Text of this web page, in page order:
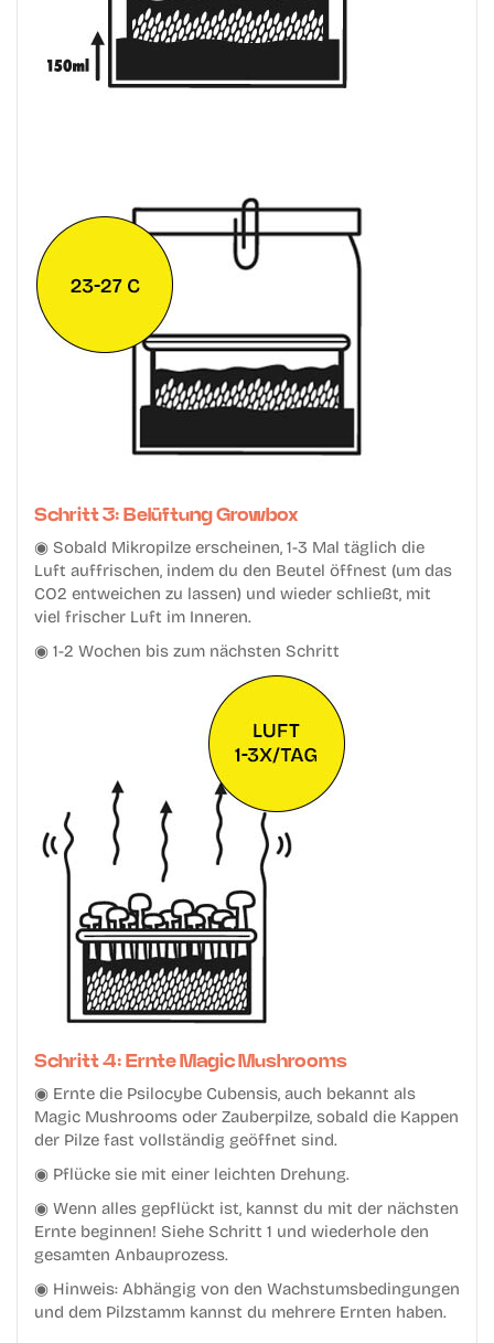
Schritt 3: Belüftung Growbox
◉ Sobald Mikropilze erscheinen, 1-3 Mal täglich die
Luft auffrischen, indem du den Beutel öffnest (um das
CO2 entweichen zu lassen) und wieder schließt, mit
viel frischer Luft im Inneren.
◉ 1-2 Wochen bis zum nächsten Schritt
Schritt 4: Ernte Magic Mushrooms
◉ Ernte die Psilocybe Cubensis, auch bekannt als
Magic Mushrooms oder Zauberpilze, sobald die Kappen
der Pilze fast vollständig geöffnet sind.
◉ Pflücke sie mit einer leichten Drehung.
◉ Wenn alles gepflückt ist, kannst du mit der nächsten
Ernte beginnen! Siehe Schritt 1 und wiederhole den
gesamten Anbauprozess.
◉ Hinweis: Abhängig von den Wachstumsbedingungen
und dem Pilzstamm kannst du mehrere Ernten haben.